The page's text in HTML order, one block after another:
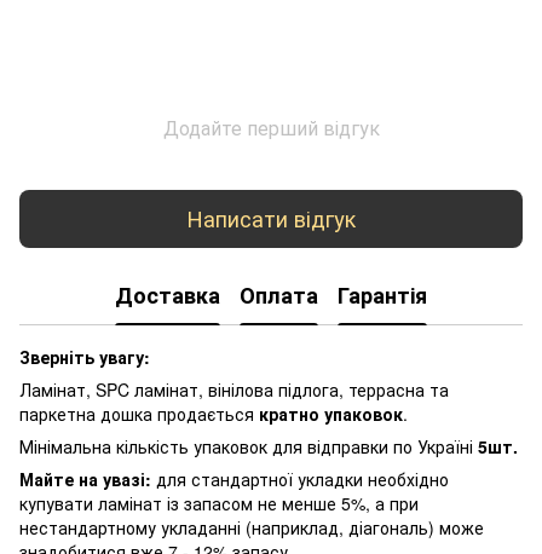
Додайте перший відгук
Написати відгук
Доставка Оплата Гарантія
Зверніть увагу:
Ламінат, SPC ламінат, вінілова підлога, террасна та
паркетна дошка продається кратно упаковок.
Мінімальна кількість упаковок для відправки по Україні 5шт.
Майте на увазі: для стандартної укладки необхідно
купувати ламінат із запасом не менше 5%, а при
нестандартному укладанні (наприклад, діагональ) може